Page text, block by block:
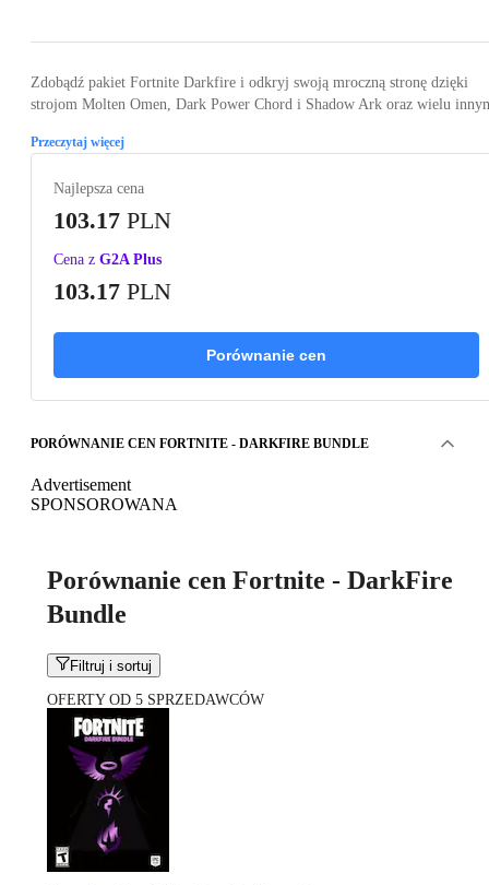
Zdobądź pakiet Fortnite Darkfire i odkryj swoją mroczną stronę dzięki
strojom Molten Omen, Dark Power Chord i Shadow Ark oraz wielu
Przeczytaj więcej
Najlepsza cena
103.17 PLN
Cena z G2A Plus
103.17 PLN
Porównanie cen
PORÓWNANIE CEN FORTNITE - DARKFIRE BUNDLE
Advertisement
SPONSOROWANA
Porównanie cen Fortnite - DarkFire
Bundle
Filtruj i sortuj
OFERTY OD 5 SPRZEDAWCÓW